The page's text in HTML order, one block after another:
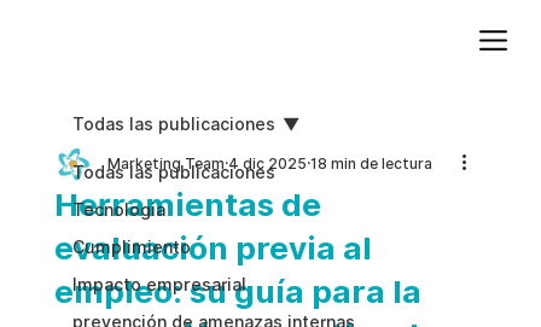
Todas las publicaciones
Tecnologia
Cumplimiento
Impacto empresarial
prevención de amenazas internas
Todas las publicaciones
Herramientas de
evaluación previa al
empleo: su guía para la
Marketing Team 4 dic 2025 18 min de lectura